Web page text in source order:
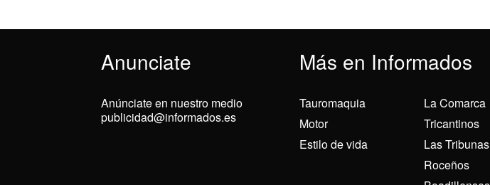
Anunciate Más en Informados
Anúnciate en nuestro medio
publicidad@informados.es
Tauromaquia
Motor
Estilo de vida
La Comarca
Tricantinos
Las Tribunas
Roceños